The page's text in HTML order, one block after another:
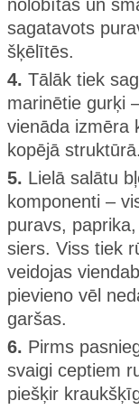
nolobītas un
sagatavots
šķēlītēs.
4. Tālāk tiek
marinētie gurķi
vienāda izmēra
kopējā struktūrā.
5. Lielā salātu
komponenti –
puravs,
siers. Viss tiek
veidojas
pievieno vēl
garšas.
6. Pirms
svaigi ceptiem
piešķir